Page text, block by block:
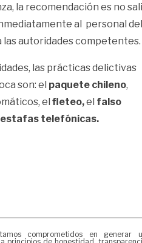
la recomendación es no
al personal del
las autoridades competentes.
las prácticas delictivas
son: el paquete chileno,
el fleteo,el falso
estafas telefónicas.
comprometidos en generar